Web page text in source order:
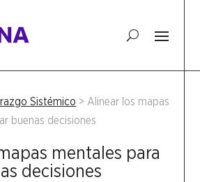
Sistémico > Alinear los mapas
buenas decisiones
mentales para
decisiones